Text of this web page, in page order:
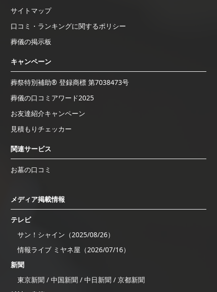
サイトマップ
口コミ・ランキングに関するポリシー
葬儀の掲示板
キャンペーン
葬祭特別補助® 登録商標 第7038473号
葬儀の口コミアワード2025
お友達紹介キャンペーン
見積もりチェッカー
関連サービス
お墓の口コミ
メディア掲載情報
テレビ
サン！シャイン（2025/08/26）
情報ライブ ミヤネ屋（2026/07/16）
新聞
東京新聞 / 中国新聞 / 中日新聞 / 京都新聞